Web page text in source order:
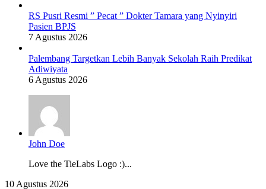
RS Pusri Resmi ” Pecat ” Dokter Tamara yang Nyinyiri
Pasien BPJS
7 Agustus 2026
Palembang Targetkan Lebih Banyak Sekolah Raih Predikat
Adiwiyata
6 Agustus 2026
John Doe
Love the TieLabs Logo :)...
Beli
10 Agustus 2026